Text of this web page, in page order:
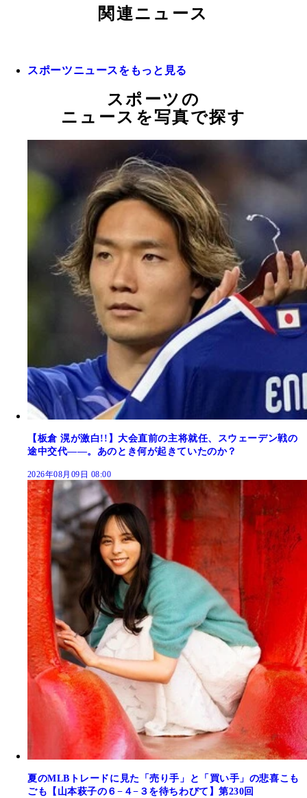
関連ニュース
スポーツニュースをもっと見る
スポーツの
ニュースを写真で探す
【板倉 滉が激白!!】大会直前の主将就任、スウェーデン戦の
途中交代――。あのとき何が起きていたのか？
2026年08月09日 08:00
夏のMLBトレードに見た「売り手」と「買い手」の悲喜こも
ごも【山本萩子の６−４−３を待ちわびて】第230回